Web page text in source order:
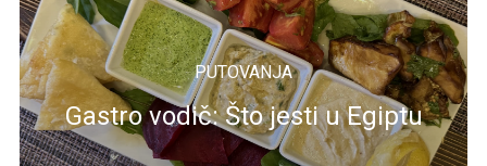
PUTOVANJA
Gastro vodič: Što jesti u Egiptu